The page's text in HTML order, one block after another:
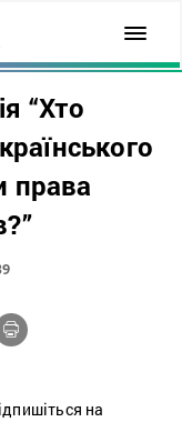
“Хто
права
на